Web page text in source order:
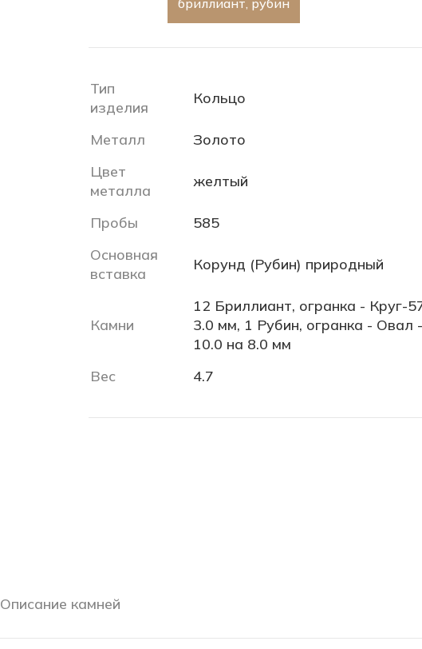
бриллиант, рубин
Тип
изделия
Кольцо
Металл
Золото
Цвет
металла
желтый
Пробы
585
Основная
вставка
Корунд (Рубин) природный
Камни
12 Бриллиант, огранка - Круг-
3.0 мм, 1 Рубин, огранка - Овал
10.0 на 8.0 мм
Вес
4.7
Описание камней